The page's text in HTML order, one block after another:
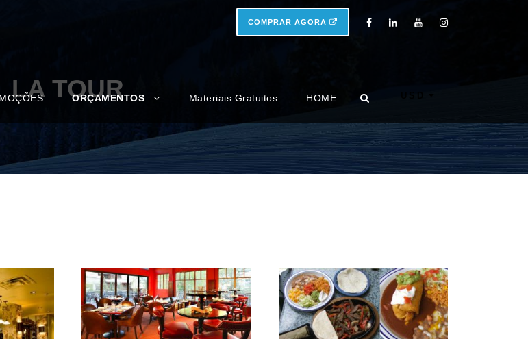
COMPRAR AGORA
ORÇAMENTOS Materiais Gratuitos HOME
LA TOUR